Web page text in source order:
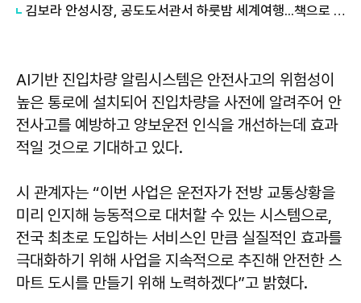
김보라 안성시장, 공도도서관서 하룻밤 세계여행...책으로 채운 여름밤
AI기반 진입차량 알림시스템은 안전사고의 위험성이
높은 통로에 설치되어 진입차량을 사전에 알려주어 안
전사고를 예방하고 양보운전 인식을 개선하는데 효과
적일 것으로 기대하고 있다.
시 관계자는 “이번 사업은 운전자가 전방 교통상황을
미리 인지해 능동적으로 대처할 수 있는 시스템으로,
전국 최초로 도입하는 서비스인 만큼 실질적인 효과를
극대화하기 위해 사업을 지속적으로 추진해 안전한 스
마트 도시를 만들기 위해 노력하겠다”고 밝혔다.